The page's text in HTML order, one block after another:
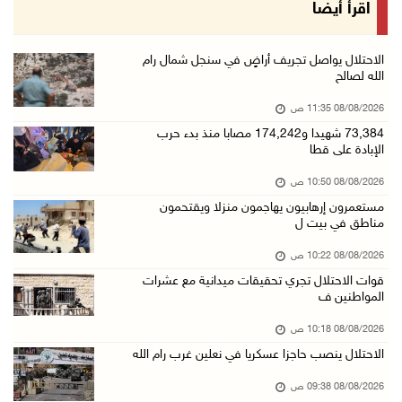
حالة الطقس: ارتفاع طفيف وموجة حر شديدة اعتبار ...
تواصل انتهاكات الاحتلال والمستعمرين: إصابات و ...
08/آب/2026 12:01 ص
أسعار الغذاء العالمية عند أعلى مستوى منذ 3 سن ...
07/آب/2026 11:11 م
قوات الاحتلال تقتحم بيت لحم
اقرأ أيضا
الاحتلال يواصل تجريف أراضٍ في سنجل شمال رام
الله لصالح
08/08/2026 11:35 ص
73,384 شهيدا و174,242 مصابا منذ بدء حرب
الإبادة على قطا
08/08/2026 10:50 ص
مستعمرون إرهابيون يهاجمون منزلا ويقتحمون
مناطق في بيت ل
08/08/2026 10:22 ص
قوات الاحتلال تجري تحقيقات ميدانية مع عشرات
المواطنين ف
08/08/2026 10:18 ص
الاحتلال ينصب حاجزا عسكريا في نعلين غرب رام الله
08/08/2026 09:38 ص